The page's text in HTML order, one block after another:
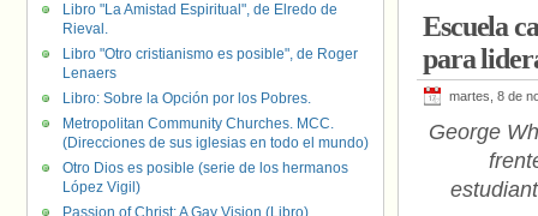
Escuela
para
martes, 8 de
George
Libro "La Amistad Espiritual", de Elredo de
Rieval.
Libro "Otro cristianismo es posible", de Roger
Lenaers
Libro: Sobre la Opción por los Pobres.
Metropolitan Community Churches. MCC.
(Direcciones de sus iglesias en todo el mundo)
Otro Dios es posible (serie de los hermanos
López Vigil)
Passion of Christ: A Gay Vision (Libro)